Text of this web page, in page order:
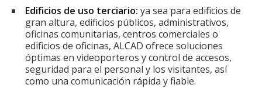
Edificios de uso terciario: ya sea para edificios de
gran altura, edificios públicos, administrativos,
oficinas comunitarias, centros comerciales o
edificios de oficinas, ALCAD ofrece soluciones
óptimas en videoporteros y control de accesos,
seguridad para el personal y los visitantes, así
como una comunicación rápida y fiable.